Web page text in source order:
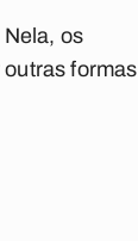
os
formas